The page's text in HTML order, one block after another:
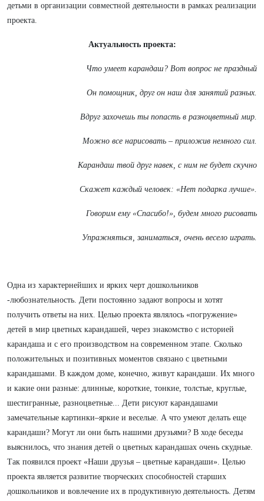
детьми в организации совместной деятельности в рамках реализации
проекта.
Актуальность проекта:
Что умеет карандаш? Вот вопрос не праздный
Он помощник, друг он наш для занятий разных.
Вдруг захочешь ты попасть в разноцветный мир.
Можно все нарисовать – приложив немного сил.
Карандаш твой друг навек, с ним не будет скучно
Скажет каждый человек: «Нет подарка лучше».
Говорим ему «Спасибо!», будем много рисовать
Упражняться, заниматься, очень весело играть.
Одна из характернейших и ярких черт дошкольников
-любознательность. Дети постоянно задают вопросы и хотят
получить ответы на них. Целью проекта являлось «погружение»
детей в мир цветных карандашей, через знакомство с историей
карандаша и с его производством на современном этапе. Сколько
положительных и позитивных моментов связано с цветными
карандашами. В каждом доме, конечно, живут карандаши. Их много
и какие они разные: длинные, короткие, тонкие, толстые, круглые,
шестигранные, разноцветные... Дети рисуют карандашами
замечательные картинки–яркие и веселые. А что умеют делать еще
карандаши? Могут ли они быть нашими друзьями? В ходе беседы
выяснилось, что знания детей о цветных карандашах очень скудные.
Так появился проект «Наши друзья – цветные карандаши». Целью
проекта является развитие творческих способностей старших
дошкольников и вовлечение их в продуктивную деятельность. Детям